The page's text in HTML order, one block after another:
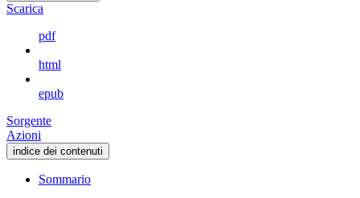
Scarica
pdf
html
epub
Sorgente
Azioni
indice dei contenuti
Sommario